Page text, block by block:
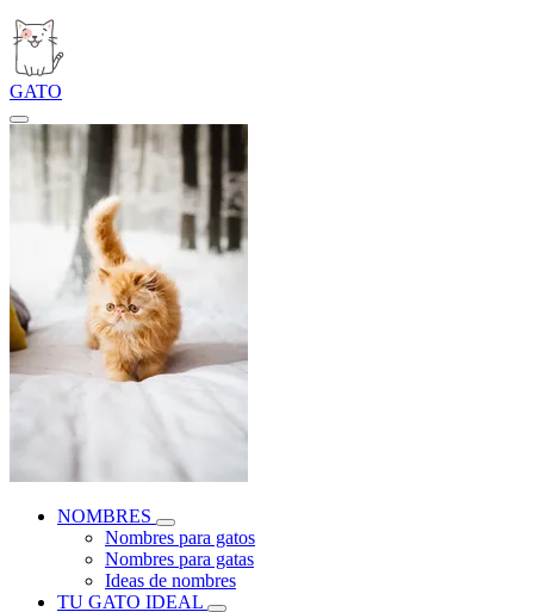
GATO
NOMBRES
Nombres para gatos
Nombres para gatas
Ideas de nombres
TU GATO IDEAL